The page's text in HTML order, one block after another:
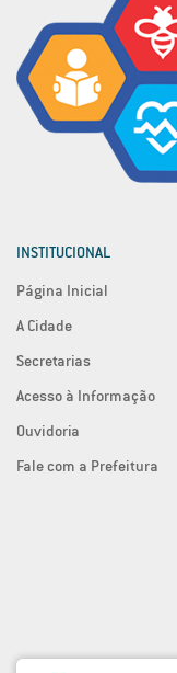
INSTITUCIONAL
Página Inicial
A Cidade
Secretarias
Acesso à Informação
Ouvidoria
Fale com a Prefeitura